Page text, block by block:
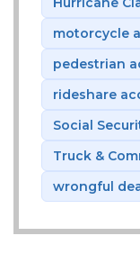
motorcycle
pedestrian
rideshare
Social
Truck &
wrongful